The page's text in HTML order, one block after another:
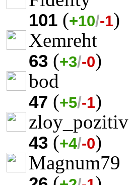
101 (+10/-1)
Xemreht
63 (+3/-0)
bod
47 (+5/-1)
zloy_pozitiv
43 (+4/-0)
Magnum79